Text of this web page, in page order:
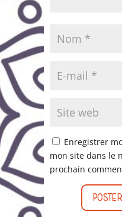
Enregistrer
mon site dans le
prochain